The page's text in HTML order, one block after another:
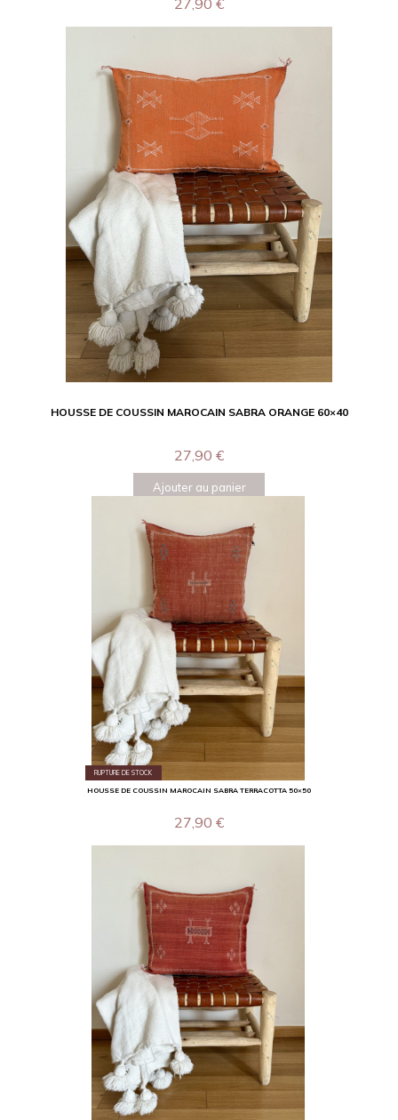
HOUSSE DE COUSSIN MAROCAIN SABRA ORANGE 60×40
27,90 €
Ajouter au panier
RUPTURE DE STOCK
HOUSSE DE COUSSIN MAROCAIN SABRA TERRACOTTA 50×50
27,90 €